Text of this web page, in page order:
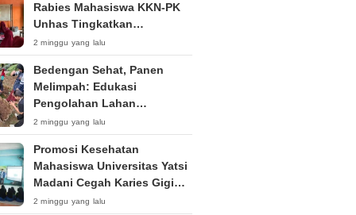
Rabies Mahasiswa KKN-PK
Unhas Tingkatkan
Kesadaran Siswa SD Negeri 4
Maccorawalie
2 minggu yang lalu
Bedengan Sehat, Panen
Melimpah: Edukasi
Pengolahan Lahan
Bedengan Organik bagi KWT
dan Ibu PKK RT 04 RW 01
Kelurahan Pakintelan
2 minggu yang lalu
Promosi Kesehatan
Mahasiswa Universitas Yatsi
Madani Cegah Karies Gigi
Anak
2 minggu yang lalu